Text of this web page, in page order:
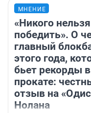
МНЕНИЕ
«Никого нельзя
победить». О
главный
этого года,
бьет рекорды в
прокате:
отзыв на
Нолана